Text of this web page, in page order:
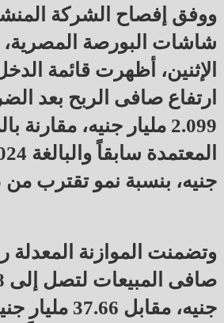
ووفق إفصاح الشركة
شاشات البورصة
الإثنين، أظهرت قائمة
ارتفاع صافى الربح بعد
2.099 مليار جنيه، مقارنة
جنيه، بنسبة نمو تقترب من 105%.
وتضمنت الموازنة المعدلة
جنيه، مقابل 37.66